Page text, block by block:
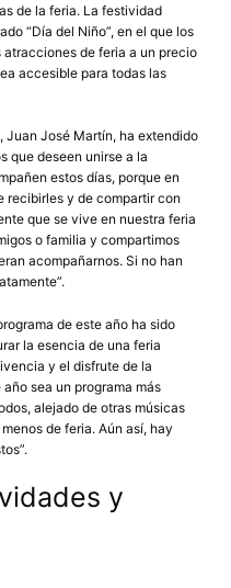
de la feria. La festividad
“Día del Niño”, en el que los
atracciones de feria a un precio
accesible para todas las
Juan José Martín, ha extendido
que deseen unirse a la
estos días, porque en
recibirles y de compartir con
que se vive en nuestra feria
o familia y compartimos
acompañarnos. Si no han
de este año ha sido
la esencia de una feria
y el disfrute de la
sea un programa más
alejado de otras músicas
de feria. Aún así, hay
y